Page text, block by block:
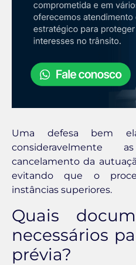
Uma defesa bem
consideravelmente
cancelamento da
evitando que o
instâncias superiores.
Quais
necessários
prévia?